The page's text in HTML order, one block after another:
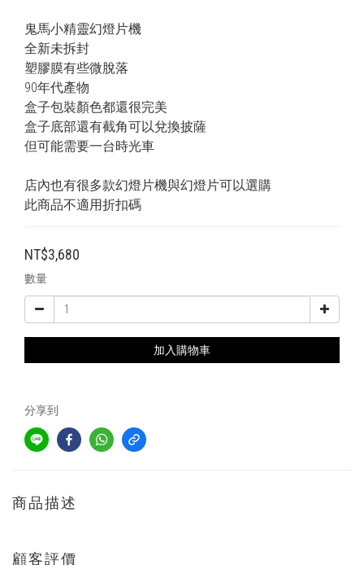
鬼馬小精靈幻燈片機
全新未拆封
塑膠膜有些微脫落
90年代產物
盒子包裝顏色都還很完美
盒子底部還有截角可以兌換披薩
但可能需要一台時光車
店內也有很多款幻燈片機與幻燈片可以選購
此商品不適用折扣碼
NT$3,680
數量
加入購物車
分享到
商品描述
顧客評價